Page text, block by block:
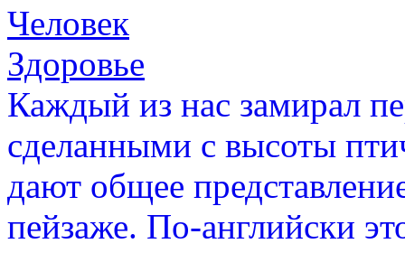
Человек
Здоровье
Каждый из нас замирал
сделанными с высоты
дают общее
пейзаже. По-английски